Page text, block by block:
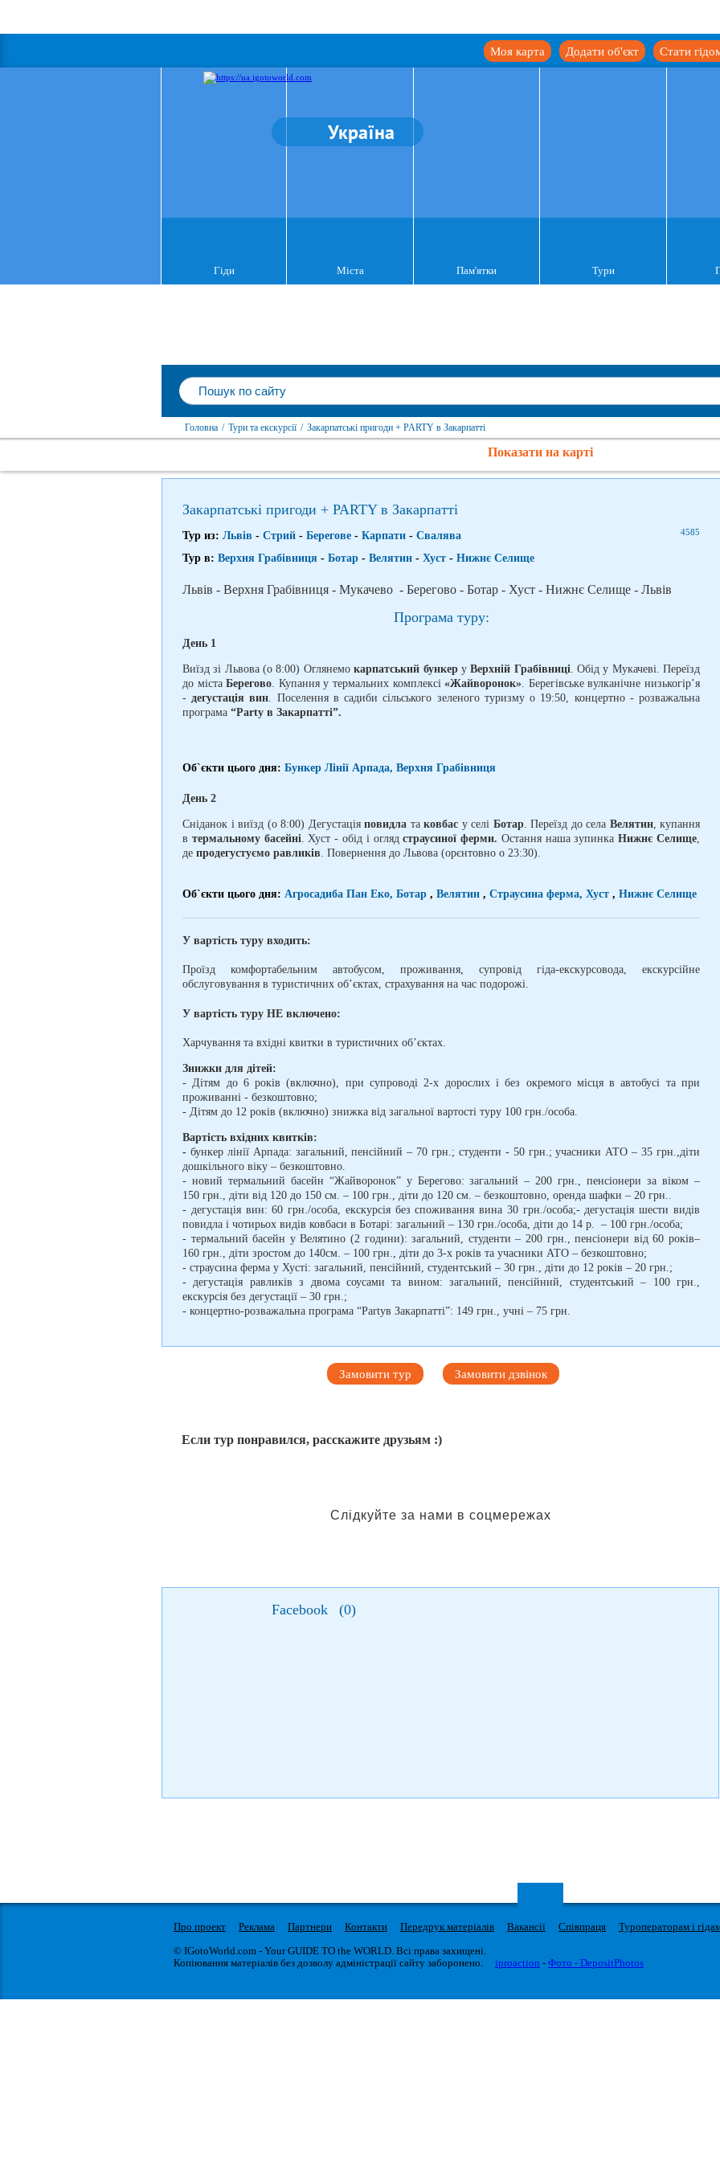
Стати
Додати об'єкт
Моя карта
Україна
Гіди Міста Пам'ятки Тури
Головна / Тури та екскурсії / Закарпатські пригоди + PARTY в Закарпатті
Показати на карті
Закарпатські пригоди + PARTY в Закарпатті
4585
Тур из: Львів - Стрий - Берегове - Карпати - Свалява
Тур в: Верхня Грабівниця - Ботар - Велятин - Хуст - Нижнє Селище
Львів - Верхня Грабівниця - Мукачево - Берегово - Ботар - Хуст - Нижнє Селище - Львів
Програма туру:
День 1
Виїзд зі Львова (о 8:00) Оглянемокарпатський бункеруВерхній Грабівниці. Обід у Мукачеві. Переїзд
до містаБерегово. Купання у термальних комплексі«Жайворонок». Берегівське вулканічне низькогір’я
-дегустація вин. Поселення в садиби сільського зеленого туризму о 19:50, концертно - розважальна
програма “Party в Закарпатті”.
Об`єкти цього дня: Бункер Лінії Арпада, Верхня Грабівниця
День 2
Сніданок і виїзд (о 8:00) Дегустація повидла та ковбас у селі Ботар. Переїзд до села Велятин, купання
в термальному басейні. Хуст - обід і оглядстраусиної ферми. Остання наша зупинкаНижнє Селище,
де продегустуємо равликів. Повернення до Львова (орєнтовно о 23:30).
Об`єкти цього дня: Агросадиба Пан Еко, Ботар , Велятин , Страусина ферма, Хуст , Нижнє Селище
У вартість туру входить:
Проїзд комфортабельним автобусом, проживання, супровід гіда-екскурсовода, екскурсійне
обслуговування в туристичних об’єктах, страхування на час подорожі.
У вартість туру НЕ включено:
Харчування та вхідні квитки в туристичних об’єктах.
Знижки для дітей:
- Дітям до 6 років (включно), при супроводі 2-х дорослих і без окремого місця в автобусі та при
проживанні - безкоштовно;
- Дітям до 12 років (включно) знижка від загальної вартості туру 100 грн./особа.
Вартість вхідних квитків:
- бункер лінії Арпада: загальний, пенсійний – 70 грн.; студенти - 50 грн.; учасники АТО – 35 грн.,діти
дошкільного віку – безкоштовно.
- новий термальний басейн “Жайворонок” у Берегово: загальний – 200 грн., пенсіонери за віком –
150 грн., діти від 120 до 150 см. – 100 грн., діти до 120 см. – безкоштовно, оренда шафки – 20 грн..
- дегустація вин: 60 грн./особа, екскурсія без споживання вина 30 грн./особа;- дегустація шести видів
повидла і чотирьох видів ковбаси в Ботарі: загальний – 130 грн./особа, діти до 14 р. – 100 грн./особа;
- термальний басейн у Велятино (2 години): загальний, студенти – 200 грн., пенсіонери від 60 років–
160 грн., діти зростом до 140см. – 100 грн., діти до 3-х років та учасники АТО – безкоштовно;
- страусина ферма у Хусті: загальний, пенсійний, студентський – 30 грн., діти до 12 років – 20 грн.;
- дегустація равликів з двома соусами та вином: загальний, пенсійний, студентський – 100 грн.,
екскурсія без дегустації – 30 грн.;
- концертно-розважальна програма “Partyв Закарпатті”: 149 грн., учні – 75 грн.
Замовити тур Замовити дзвінок
Если тур понравился, расскажите друзьям :)
Слідкуйте за нами в соцмережах
Facebook (0)
Про проект Реклама Партнери Контакти Передрук матеріалів Вакансії Співпраця Туроператорам і
© IGotoWorld.com - Your GUIDE TO the WORLD. Всі права захищені.
Копіювання матеріалів без дозволу адміністрації сайту заборонено.
iproaction - Фото - DepositPhotos